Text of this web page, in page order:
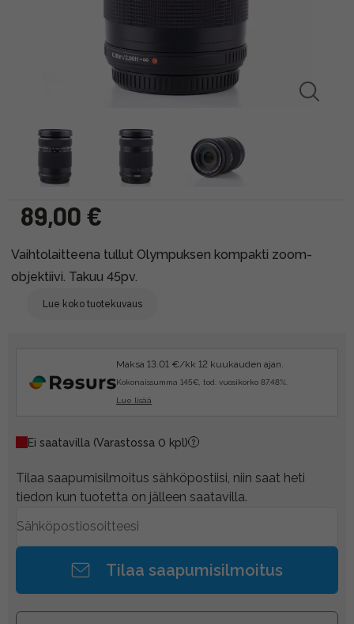
89,00 €
Vaihtolaitteena tullut Olympuksen kompakti zoom-
objektiivi. Takuu 45pv.
Lue koko tuotekuvaus
Maksa 13.01 €/kk 12 kuukauden ajan.
Kokonaissumma 145€, tod. vuosikorko 87.48%.
Lue lisää
Ei saatavilla (Varastossa 0 kpl)
Tilaa saapumisilmoitus sähköpostiisi, niin saat heti
tiedon kun tuotetta on jälleen saatavilla.
Tilaa saapumisilmoitus